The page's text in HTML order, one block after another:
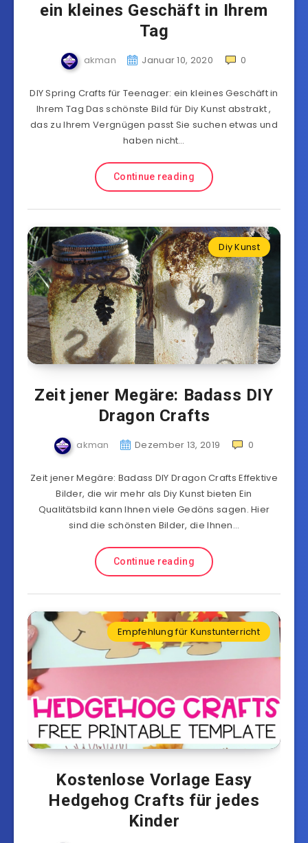
ein kleines Geschäft in Ihrem
Tag
akman Januar 10, 2020 0
DIY Spring Crafts für Teenager: ein kleines Geschäft in
Ihrem Tag Das schönste Bild für Diy Kunst abstrakt ,
das zu Ihrem Vergnügen passt Sie suchen etwas und
haben nicht…
Continue reading
Diy Kunst
Zeit jener Megäre: Badass DIY
Dragon Crafts
akman Dezember 13, 2019 0
Zeit jener Megäre: Badass DIY Dragon Crafts Effektive
Bilder, die wir mehr als Diy Kunst bieten Ein
Qualitätsbild kann Ihnen viele Gedöns sagen. Hier
sind die schönsten Bilder, die Ihnen…
Continue reading
Empfehlung für Kunstunterricht
Kostenlose Vorlage Easy
Hedgehog Crafts für jedes
Kinder